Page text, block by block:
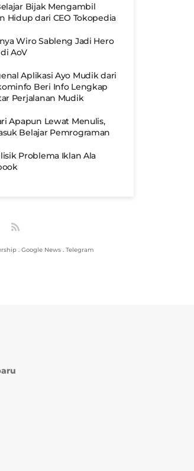
Bijak Mengambil
Hidup dari CEO Tokopedia
Wiro Sableng Jadi Hero
AoV
Aplikasi Ayo Mudik dari
Beri Info Lengkap
Perjalanan Mudik
Apapun Lewat Menulis,
Belajar Pemrograman
Problema Iklan Ala
. Google News . Telegram